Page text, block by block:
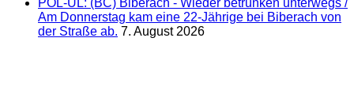
Am Donnerstag kam eine 22-Jährige bei Biberach von
der Straße ab. 7. August 2026